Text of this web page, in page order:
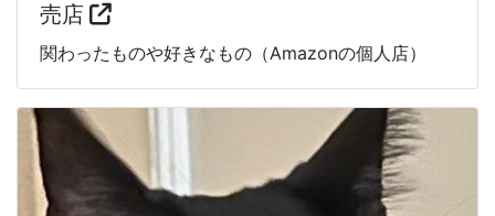
売店
関わったものや好きなもの（Amazonの個人店）